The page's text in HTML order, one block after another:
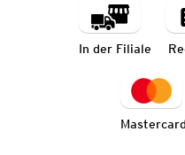
In der Filiale
Mastercard